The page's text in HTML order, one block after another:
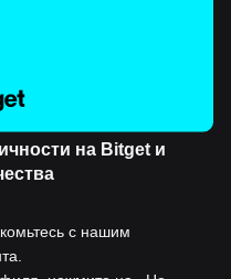
на Bitget и
с нашим